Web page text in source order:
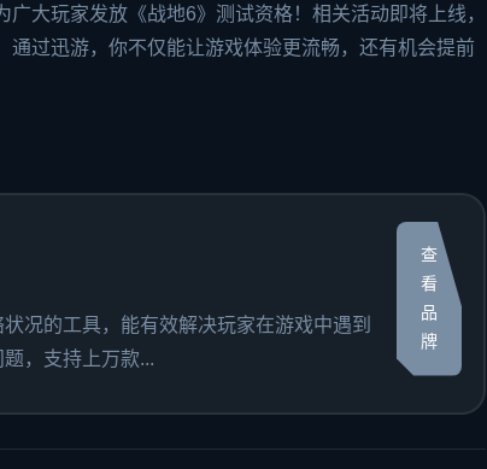
大玩家发放《战地6》测试资格！相关活动即将上线，
过迅游，你不仅能让游戏体验更流畅，还有机会提前
况的工具，能有效解决玩家在游戏中遇到
，支持上万款...
查
看
品
牌